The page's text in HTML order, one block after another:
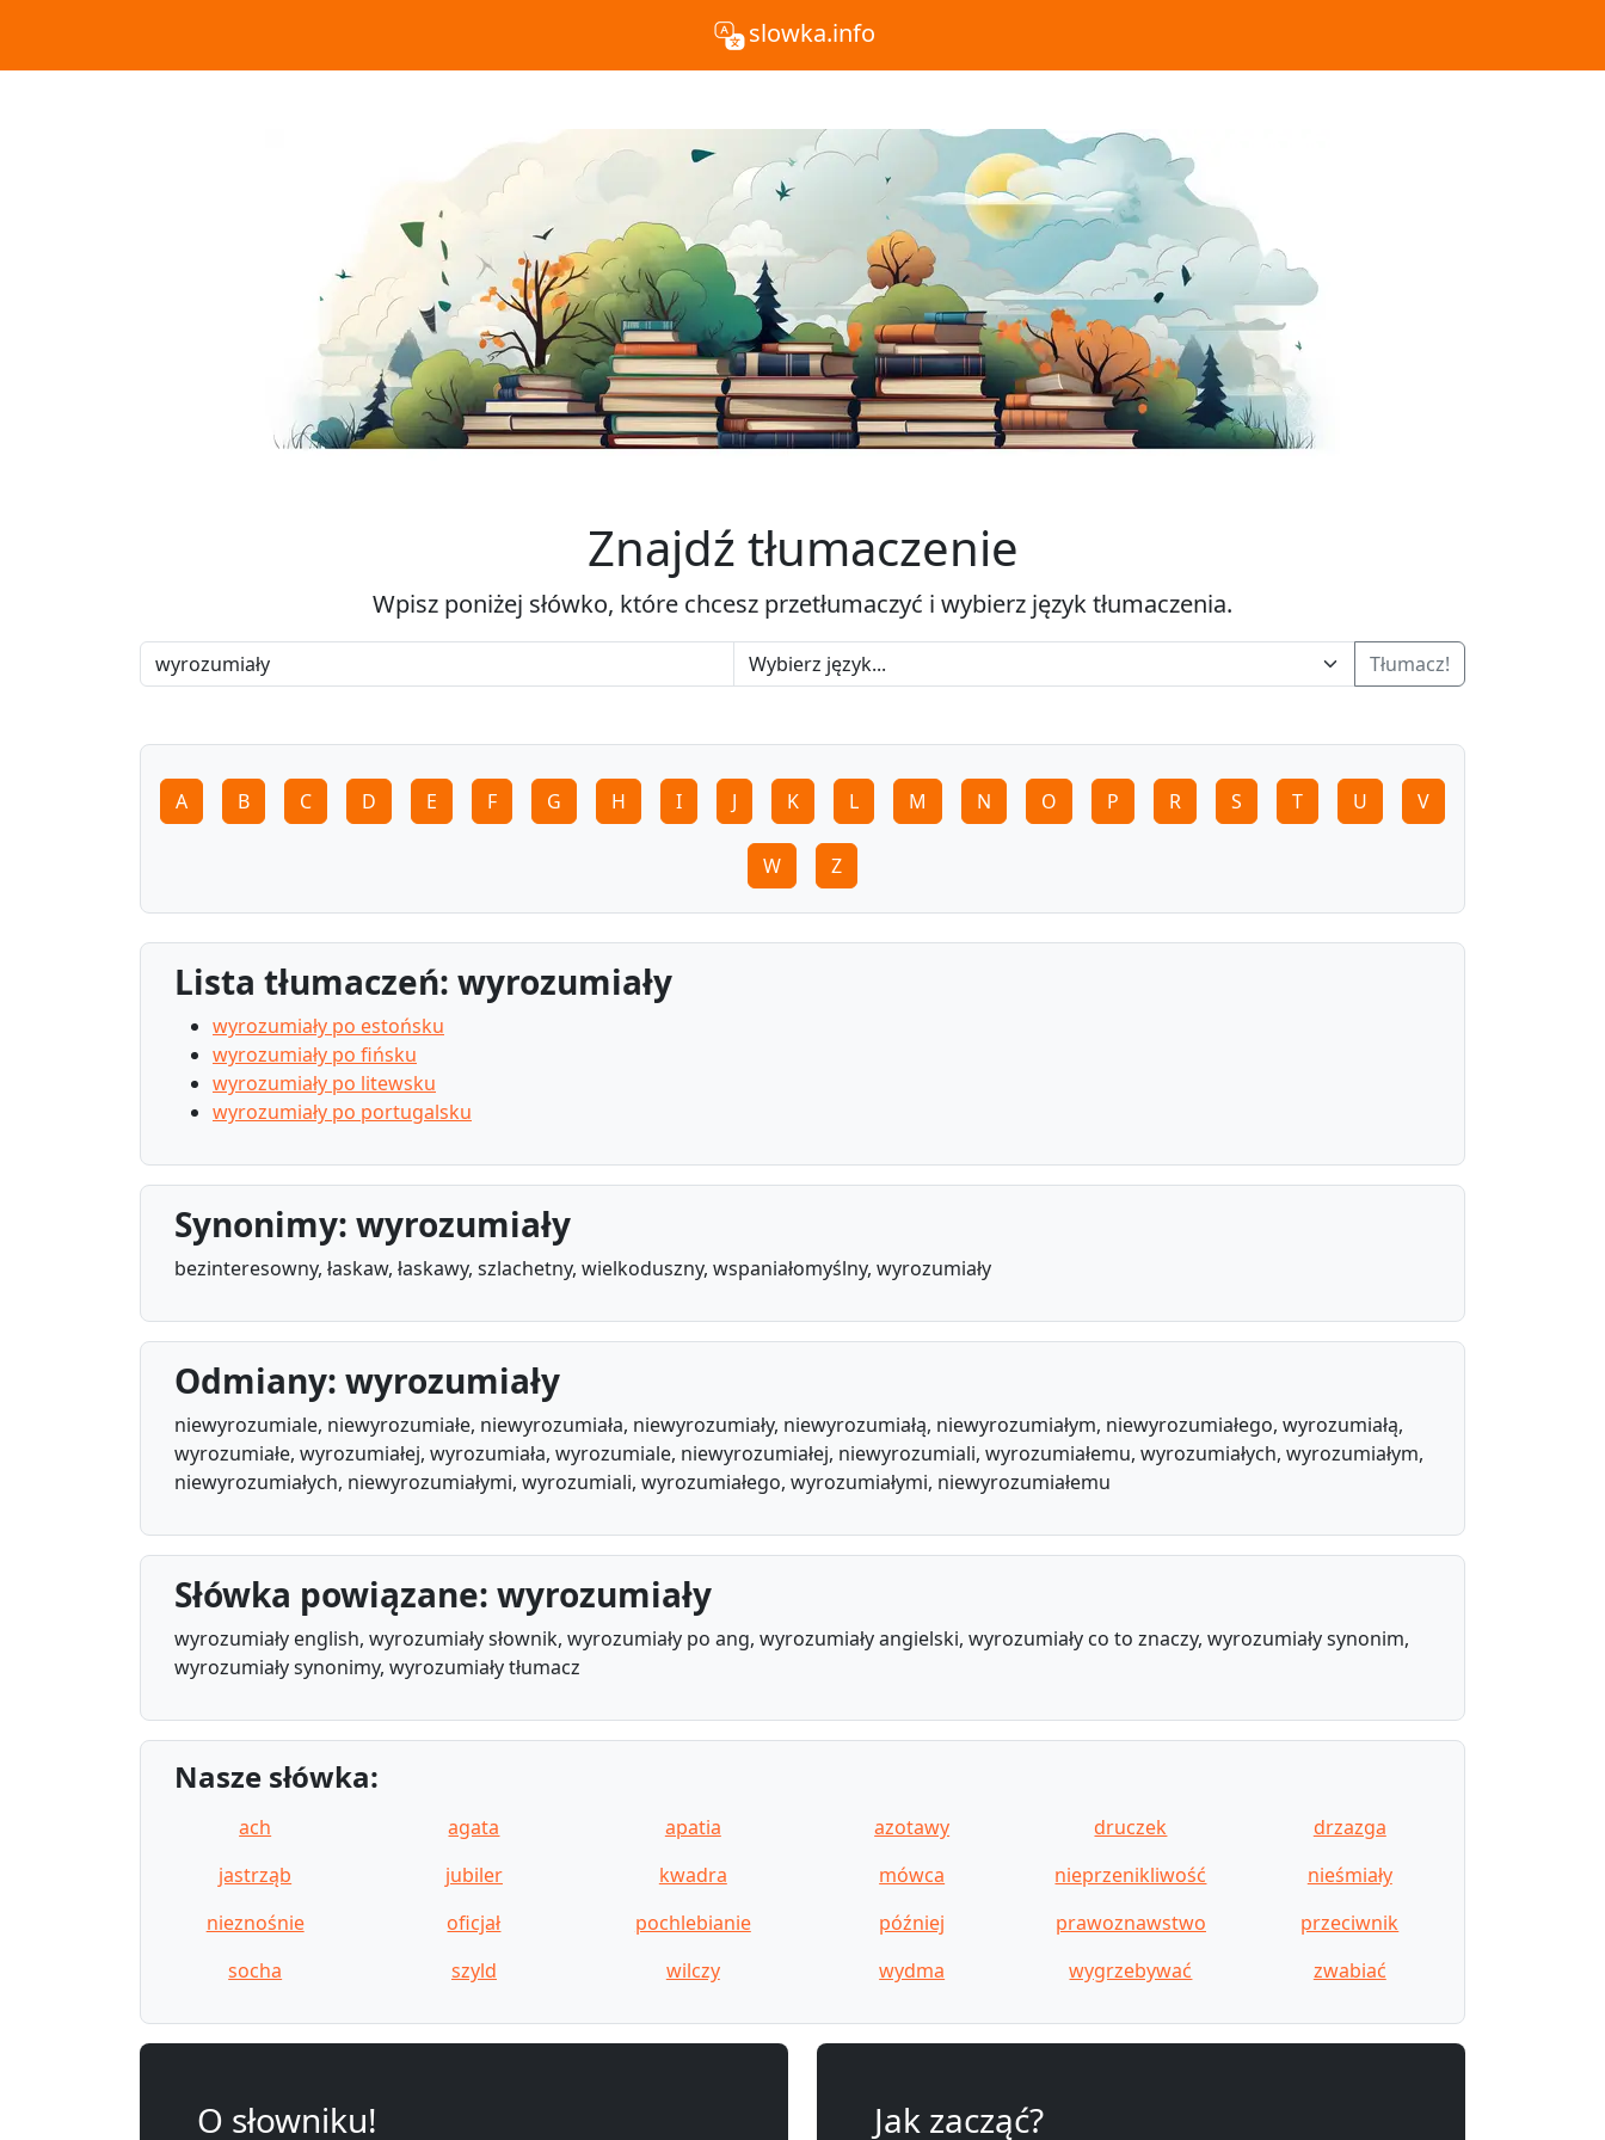
slowka.info
Znajdź tłumaczenie
Wpisz poniżej słówko, które chcesz przetłumaczyć i wybierz język tłumaczenia.
Tłumacz!
A B C D E F G H I J K L M N O P R S T U V
W Z
Lista tłumaczeń: wyrozumiały
wyrozumiały po estońsku
wyrozumiały po fińsku
wyrozumiały po litewsku
wyrozumiały po portugalsku
Synonimy: wyrozumiały
bezinteresowny, łaskaw, łaskawy, szlachetny, wielkoduszny, wspaniałomyślny, wyrozumiały
Odmiany: wyrozumiały
niewyrozumiale, niewyrozumiałe, niewyrozumiała, niewyrozumiały, niewyrozumiałą, niewyrozumiałym, niewyrozumiałego, wyrozumiałą,
wyrozumiałe, wyrozumiałej, wyrozumiała, wyrozumiale, niewyrozumiałej, niewyrozumiali, wyrozumiałemu, wyrozumiałych, wyrozumiałym,
niewyrozumiałych, niewyrozumiałymi, wyrozumiali, wyrozumiałego, wyrozumiałymi, niewyrozumiałemu
Słówka powiązane: wyrozumiały
wyrozumiały english, wyrozumiały słownik, wyrozumiały po ang, wyrozumiały angielski, wyrozumiały co to znaczy, wyrozumiały synonim,
wyrozumiały synonimy, wyrozumiały tłumacz
Nasze słówka:
ach agata apatia azotawy druczek
drzazga
jastrząb
jubiler kwadra mówca nieprzenikliwość
nieśmiały
nieznośnie
oficjał pochlebianie później prawoznawstwo
przeciwnik
socha
szyld wilczy wydma wygrzebywać zwabiać
O słowniku! Jak zacząć?